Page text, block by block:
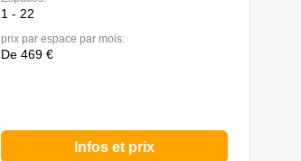
1 - 22
prix par espace par mois:
De 469 €
Infos et prix